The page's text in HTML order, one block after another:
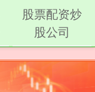
股票配资炒
股公司